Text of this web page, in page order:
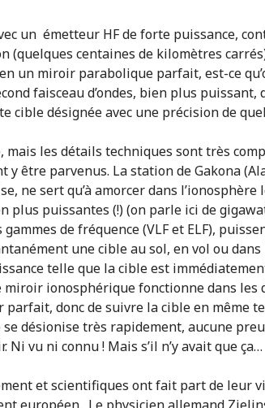
un émetteur HF de forte puissance,
(quelques centaines de kilomètres
un miroir parabolique parfait, est-ce
faisceau d’ondes, bien plus
cible désignée avec une précision de
mais les détails techniques sont très
être parvenus. La station de Gakona
ne sert qu’à amorcer dans
plus puissantes (!) (on parle ici de
gammes de fréquence (VLF et ELF),
une cible au sol, en vol ou dans
telle que la cible est
miroir ionosphérique fonctionne dans les
donc de suivre la cible en même
se désionise très rapidement, aucune
Ni vu ni connu ! Mais s’il n’y avait que ça…
et scientifiques ont fait part de leur